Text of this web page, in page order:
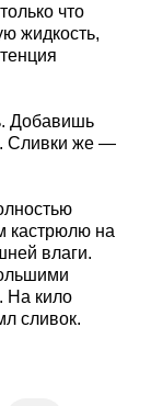
что
жидкость,
Добавишь
Сливки же —
кастрюлю на
влаги.
На кило
сливок.